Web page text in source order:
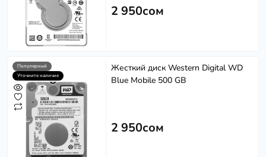
2 950сом
Популярный
Уточните наличие
Жесткий диск Western Digital WD
Blue Mobile 500 GB
2 950сом